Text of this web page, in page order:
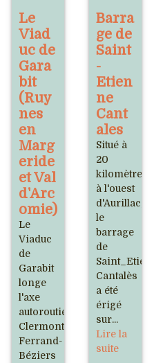
Le
Viad
uc de
Gara
bit
(Ruy
nes
en
Marg
eride
et Val
d'Arc
omie)
Le
Viaduc
de
Garabit
longe
l'axe
autoroutier
Clermont-
Ferrand-
Béziers
Barra
ge de
Saint
-
Etien
ne
Cant
ales
Situé à
20
kilomètres
à l'ouest
d'Aurillac,
le
barrage
de
Cantalès
a été
érigé
sur...
Lire la
suite